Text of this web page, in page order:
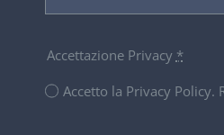
Accettazione Privacy *
Accetto la Privacy Policy.